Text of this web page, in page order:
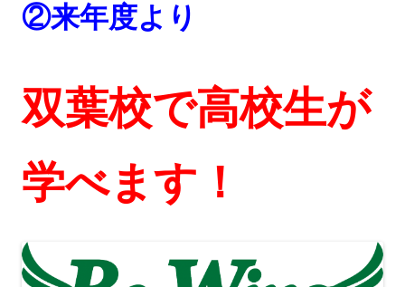
②来年度より
双葉校で高校生が
学べます！